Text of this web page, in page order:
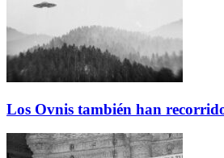
Los Ovnis también han